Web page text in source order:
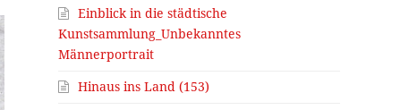
Einblick in die städtische
Kunstsammlung_Unbekanntes
Männerportrait
Hinaus ins Land (153)